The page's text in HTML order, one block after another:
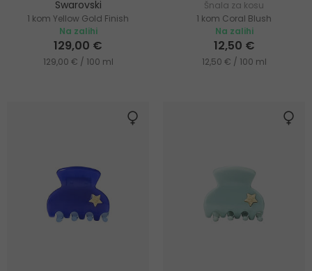
Swarovski
Kopča za kosu
1 kom Yellow Gold Finish
Na zalihi
129,00 €
129,00 € / 100 ml
Šnala za kosu
1 kom Coral Blush
Na zalihi
12,50 €
12,50 € / 100 ml